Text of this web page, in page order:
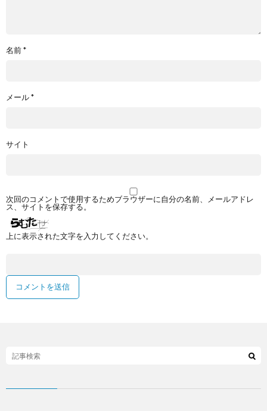
名前*
メール*
サイト
次回のコメントで使用するためブラウザーに自分の名前、メールアドレ
ス、サイトを保存する。
上に表示された文字を入力してください。